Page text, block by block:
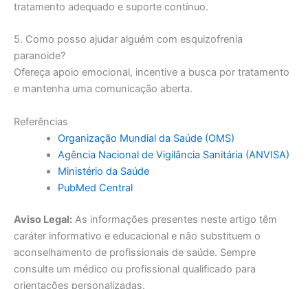
tratamento adequado e suporte contínuo.
5. Como posso ajudar alguém com esquizofrenia
paranoide?
Ofereça apoio emocional, incentive a busca por tratamento
e mantenha uma comunicação aberta.
Referências
Organização Mundial da Saúde (OMS)
Agência Nacional de Vigilância Sanitária (ANVISA)
Ministério da Saúde
PubMed Central
Aviso Legal: As informações presentes neste artigo têm
caráter informativo e educacional e não substituem o
aconselhamento de profissionais de saúde. Sempre
consulte um médico ou profissional qualificado para
orientações personalizadas.